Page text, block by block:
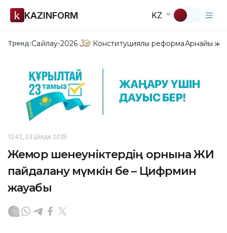
KAZINFORM KZ
Тренд:Сайлау-2026 Конституциялық реформаАрнайы
12:42, 23 Шілде 2025
Жемқор шенеуніктердің орнына ЖИ
пайдалану мүмкін бе – Цифрмин
жауабы